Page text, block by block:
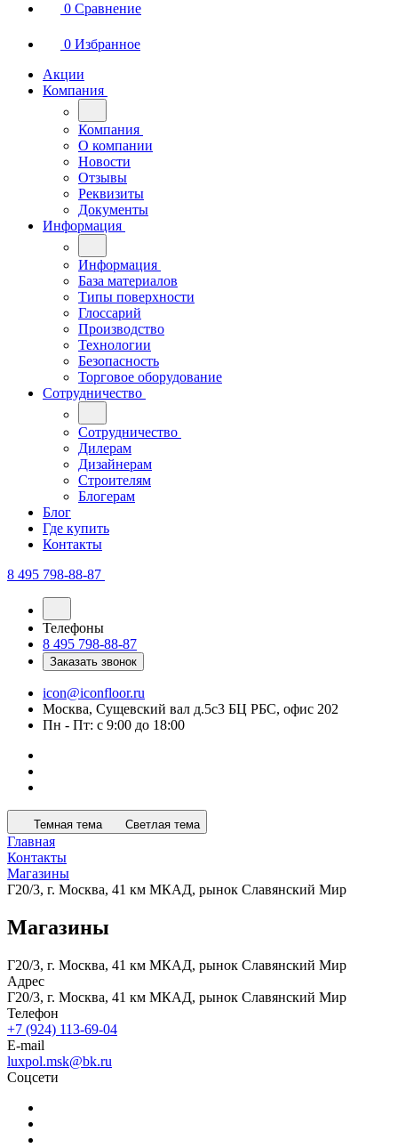
0 Сравнение
0 Избранное
Акции
Компания
Компания
О компании
Новости
Отзывы
Реквизиты
Документы
Информация
Информация
База материалов
Типы поверхности
Глоссарий
Производство
Технологии
Безопасность
Торговое оборудование
Сотрудничество
Сотрудничество
Дилерам
Дизайнерам
Строителям
Блогерам
Блог
Где купить
Контакты
8 495 798-88-87
Телефоны
8 495 798-88-87
Заказать звонок
icon@iconfloor.ru
Москва, Сущевский вал д.5с3 БЦ РБС, офис 202
Пн - Пт: с 9:00 до 18:00
Темная тема Светлая тема
Главная
Контакты
Магазины
Г20/3, г. Москва, 41 км МКАД, рынок Славянский Мир
Магазины
Г20/3, г. Москва, 41 км МКАД, рынок Славянский Мир
Адрес
Г20/3, г. Москва, 41 км МКАД, рынок Славянский Мир
Телефон
+7 (924) 113-69-04
E-mail
luxpol.msk@bk.ru
Соцсети